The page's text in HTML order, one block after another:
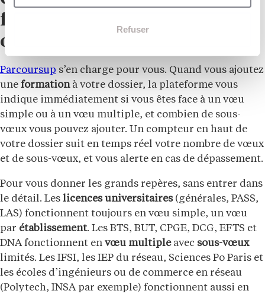
Refuser
formation fonctionne en vœu
ou en vœu multiple ?
Parcoursup s’en charge pour vous. Quand vous ajoutez
une formationà votre dossier, la plateforme vous
indique immédiatement si vous êtes face à un vœu
simple ou à un vœu multiple, et combien de sous-
vœux vous pouvez ajouter. Un compteur en haut de
votre dossier suit en temps réel votre nombre de vœux
et de sous-vœux, et vous alerte en cas de dépassement.
Pour vous donner les grands repères, sans entrer dans
le détail. Les licences universitaires(générales, PASS,
LAS) fonctionnent toujours en vœu simple, un vœu
par établissement. Les BTS, BUT, CPGE, DCG, EFTS et
DNA fonctionnent en vœu multipleavec sous-vœux
limités. Les IFSI, les IEP du réseau, Sciences Po Paris et
les écoles d’ingénieurs ou de commerce en réseau
(Polytech, INSA par exemple) fonctionnent aussi en